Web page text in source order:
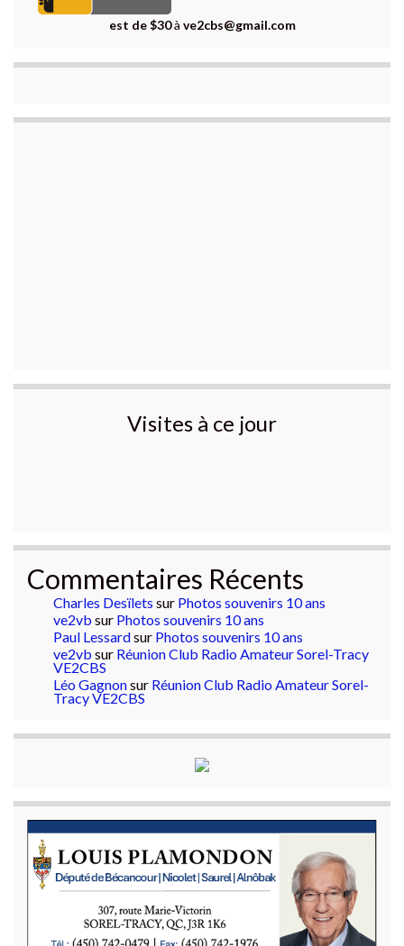
est de $30à ve2cbs@gmail.com
Visites à ce jour
Commentaires Récents
Charles Desïlets sur Photos souvenirs 10 ans
ve2vb sur Photos souvenirs 10 ans
Paul Lessardsur Photos souvenirs 10 ans
ve2vb sur Réunion Club Radio Amateur Sorel-Tracy
VE2CBS
Léo Gagnonsur Réunion Club Radio Amateur Sorel-
Tracy VE2CBS